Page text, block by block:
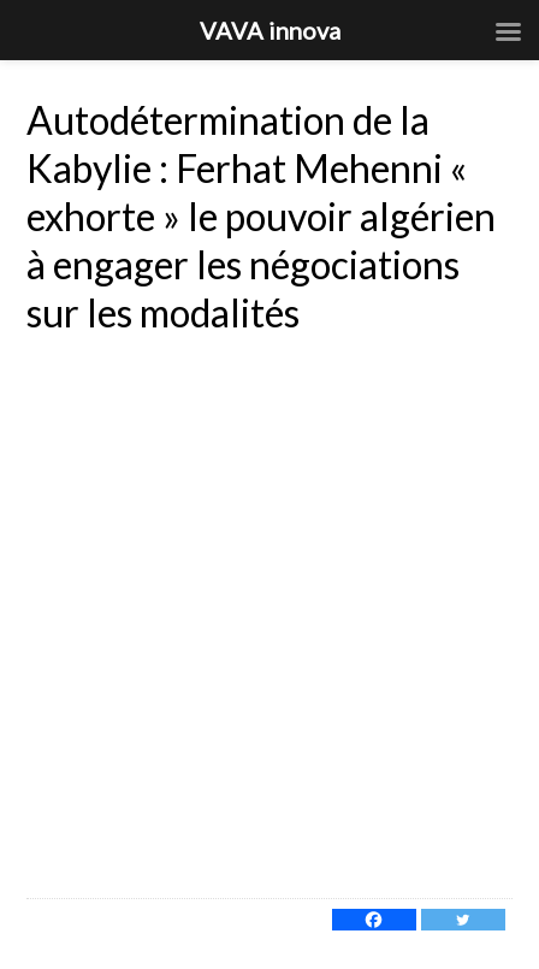
Autodétermination de la
Kabylie : Ferhat Mehenni «
exhorte » le pouvoir algérien
à engager les négociations
sur les modalités
VAVA innova